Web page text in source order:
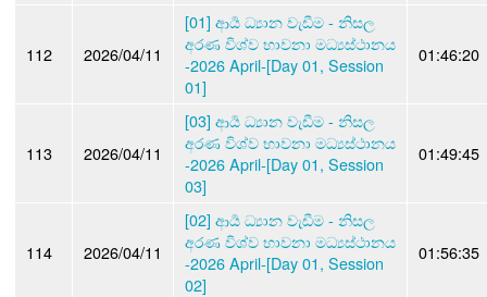
112 2026/04/11
[01] ආර්‍ය ධ්‍යාන වැඩීම - නිසල
අරණ විශ්ව භාවනා මධ්‍යස්ථානය
-2026 April-[Day 01, Session
01]
01:46:20
113 2026/04/11
[03] ආර්‍ය ධ්‍යාන වැඩීම - නිසල
අරණ විශ්ව භාවනා මධ්‍යස්ථානය
-2026 April-[Day 01, Session
03]
01:49:45
114 2026/04/11
[02] ආර්‍ය ධ්‍යාන වැඩීම - නිසල
අරණ විශ්ව භාවනා මධ්‍යස්ථානය
-2026 April-[Day 01, Session
02]
01:56:35